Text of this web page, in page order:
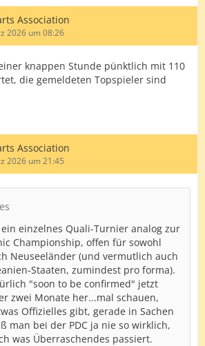
Association
2026 um 08:26
knappen Stunde pünktlich mit 110
die gemeldeten Topspieler sind
Association
2026 um 21:45
einzelnes Quali-Turnier analog zur
Championship, offen für sowohl
Neuseeländer (und vermutlich auch
Staaten, zumindest pro forma).
"soon to be confirmed" jetzt
zwei Monate her...mal schauen,
Offizielles gibt, gerade in Sachen
man bei der PDC ja nie so wirklich,
was Überraschendes passiert.